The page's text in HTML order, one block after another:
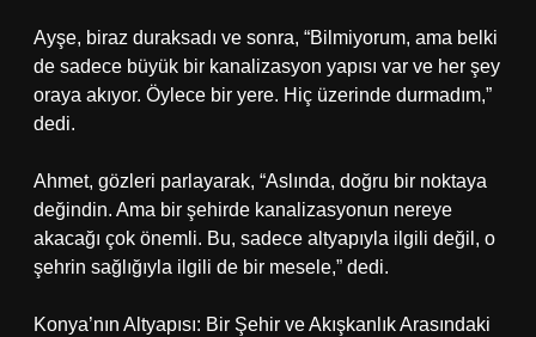
Ayşe, biraz duraksadı ve sonra, “Bilmiyorum, ama belki
de sadece büyük bir kanalizasyon yapısı var ve her şey
oraya akıyor. Öylece bir yere. Hiç üzerinde durmadım,”
dedi.
Ahmet, gözleri parlayarak, “Aslında, doğru bir noktaya
değindin. Ama bir şehirde kanalizasyonun nereye
akacağı çok önemli. Bu, sadece altyapıyla ilgili değil, o
şehrin sağlığıyla ilgili de bir mesele,” dedi.
Konya’nın Altyapısı: Bir Şehir ve Akışkanlık Arasındaki